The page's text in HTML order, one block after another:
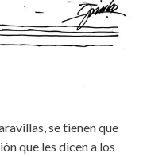
se tienen que
que les dicen a los